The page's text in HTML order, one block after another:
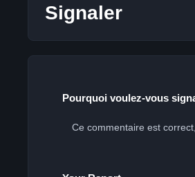
Signaler
Pourquoi voulez-vous